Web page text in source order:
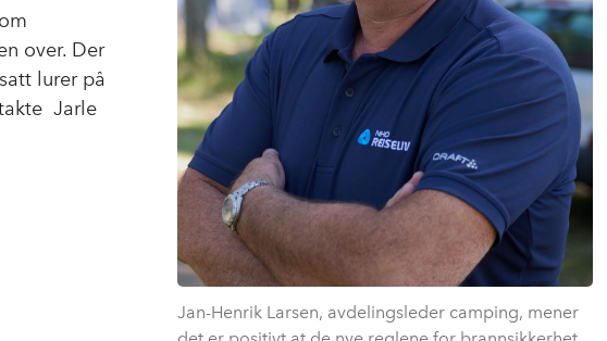
Jan-Henrik Larsen, avdelingsleder camping, mener
over. Der
lurer på
Jarle